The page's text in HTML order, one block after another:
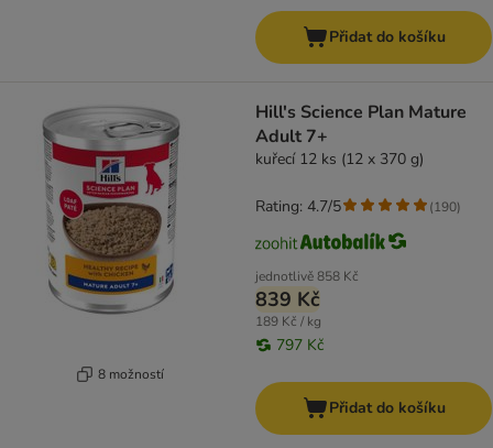
Přidat do košíku
8 možností
Hill's Science Plan Mature
Adult 7+
kuřecí 12 ks (12 x 370 g)
jednotlivě858 Kč
839 Kč
189 Kč / kg
797 Kč
Rating: 4.7/5 (190)
Přidat do košíku